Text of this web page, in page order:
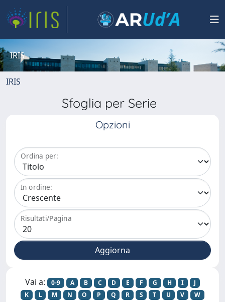
IRIS
IRIS
Sfoglia per Serie
Opzioni
Ordina per:
In ordine:
Risultati/Pagina
Vai a: 0-9 A B C D E F G H I
J
K
L M N O P Q R S T U V
W